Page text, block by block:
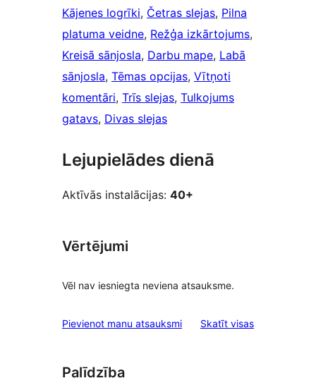
Kājenes logrīki, Četras slejas, Pilna
platuma veidne, Režģa izkārtojums
Kreisā sānjosla, Darbu mape, Labā
sānjosla, Tēmas opcijas, Vītņoti
komentāri, Trīs slejas, Tulkojums
gatavs, Divas slejas
Lejupielādes dienā
Aktīvās instalācijas: 40+
Vērtējumi
Vēl nav iesniegta neviena atsauksme.
Pievienot manu atsauksmi Skatīt visasatsauksmes
Palīdzība